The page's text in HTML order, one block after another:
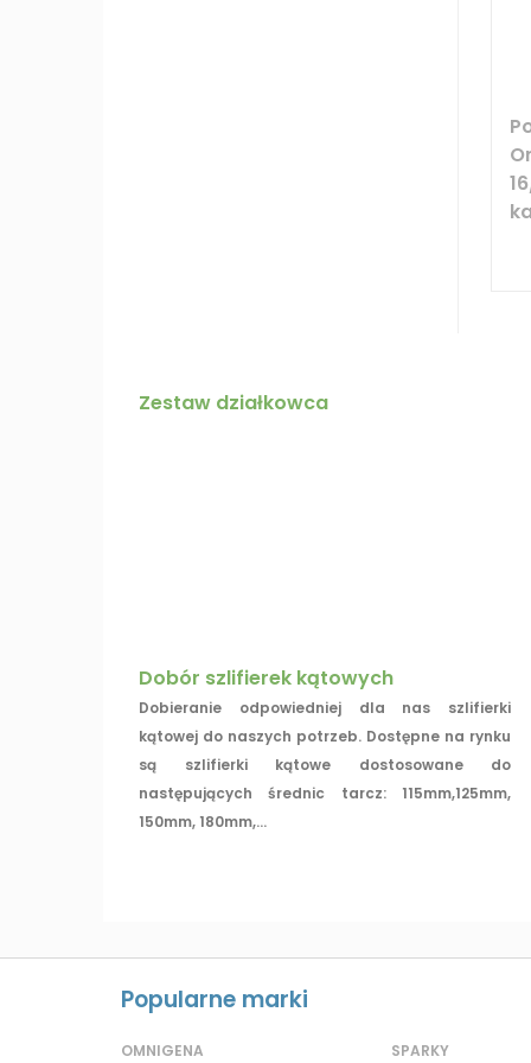
Zestaw działkowca
Dobór szlifierek kątowych
Dobieranie odpowiedniej dla nas szlifierki
kątowej do naszych potrzeb. Dostępne na rynku
są szlifierki kątowe dostosowane do
następujących średnic tarcz: 115mm,125mm,
150mm, 180mm,...
Popularne marki
OMNIGENA SPARKY